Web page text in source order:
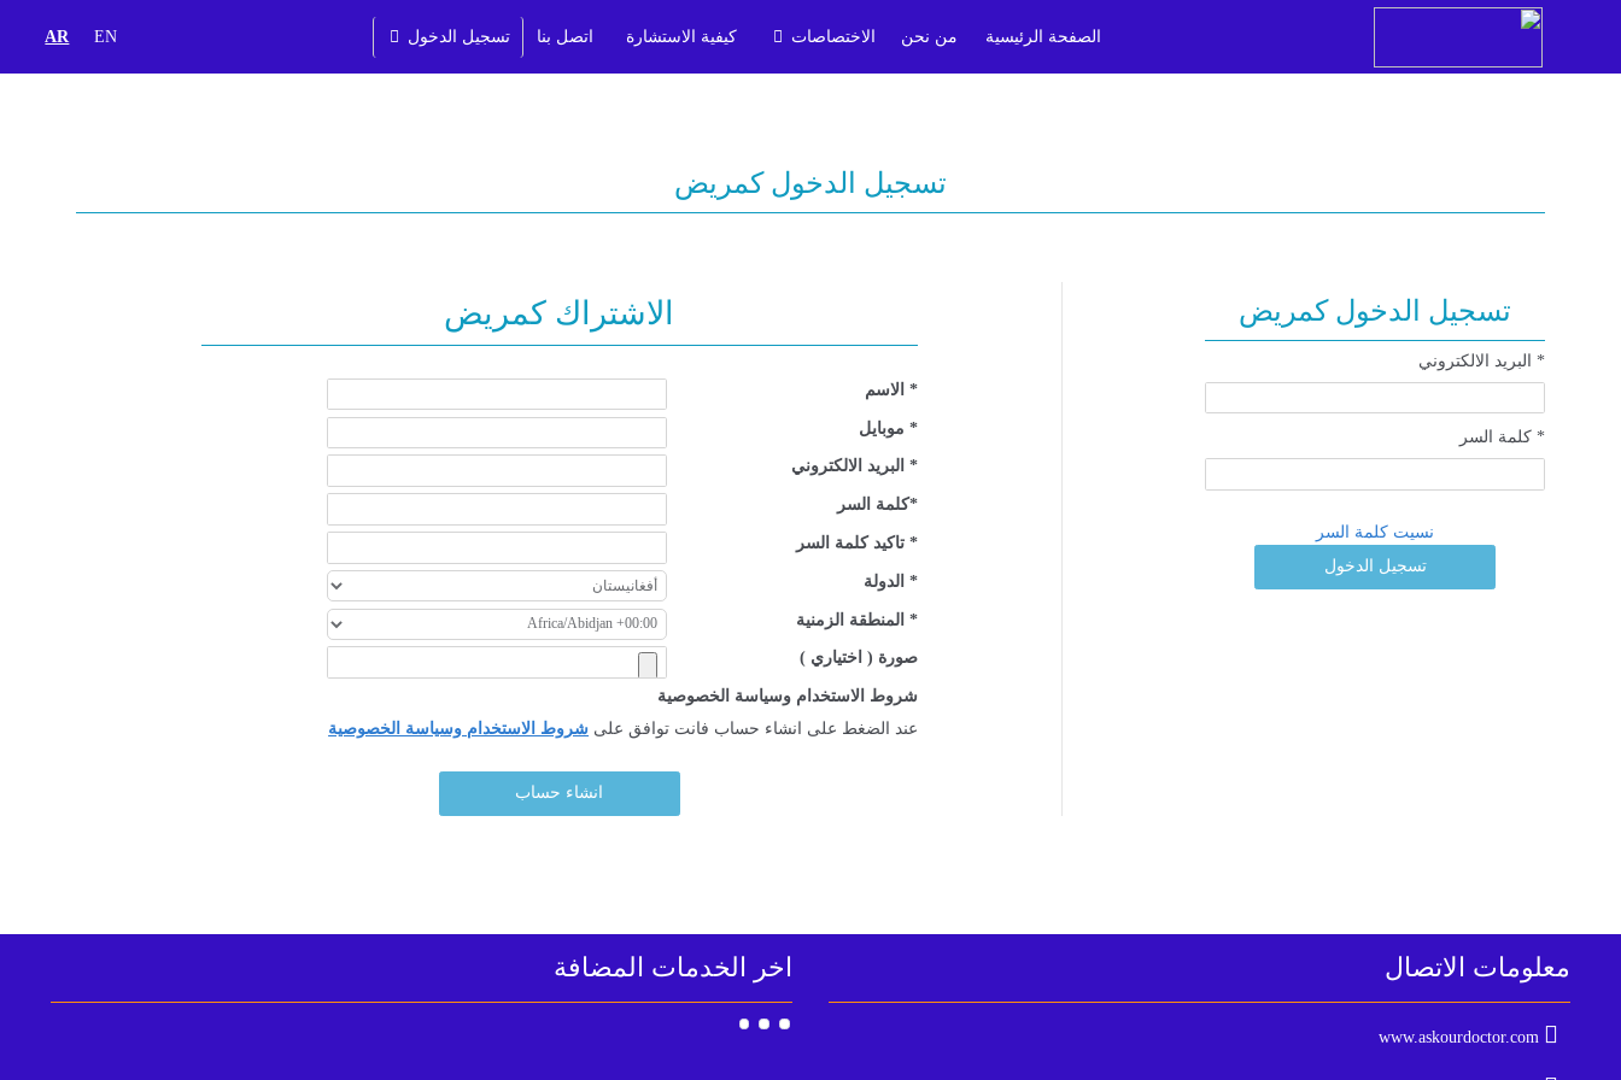
الصفحة الرئيسية من نحن الاختصاصات كيفية الاستشارة اتصل بنا تسجيل الدخول EN
AR
تسجيل الدخول كمريض
تسجيل الدخول كمريض
* البريد الالكتروني
* كلمة السر
نسيت كلمة السر
تسجيل الدخول
الاشتراك كمريض
* الاسم
* موبايل
* البريد الالكتروني
*كلمة السر
* تاكيد كلمة السر
* الدولة
* المنطقة الزمنية
صورة ( اختياري )
شروط الاستخدام وسياسة الخصوصية
عند الضغط على انشاء حساب فانت توافق على شروط الاستخدام وسياسة الخصوصية
معلومات الاتصال
www.askourdoctor.com
اخر الخدمات المضافة